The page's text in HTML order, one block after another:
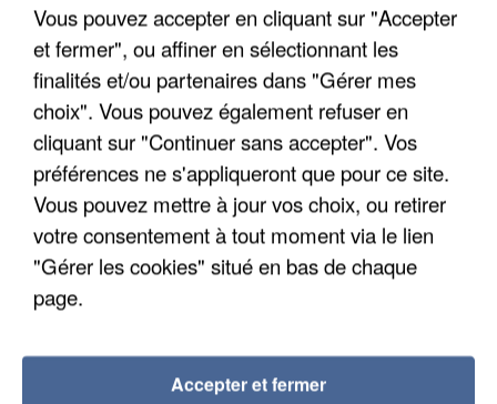
COULÉE DE BOUE EN HAUTE-SAVOIE
Vous pouvez accepter en cliquant sur "Accepter
et fermer", ou affiner en sélectionnant les
finalités et/ou partenaires dans "Gérer mes
choix". Vous pouvez également refuser en
cliquant sur "Continuer sans accepter". Vos
préférences ne s'appliqueront que pour ce site.
Vous pouvez mettre à jour vos choix, ou retirer
votre consentement à tout moment via le lien
"Gérer les cookies" situé en bas de chaque
page.
Accepter et fermer